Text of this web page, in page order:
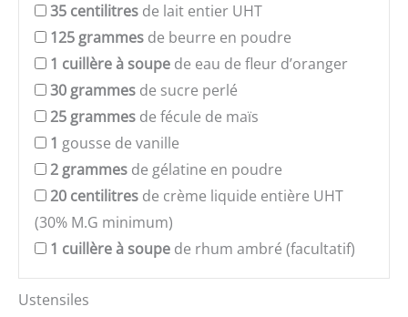
35 centilitres de lait entier UHT
125 grammes de beurre en poudre
1 cuillère à soupe de eau de fleur d’oranger
30 grammes de sucre perlé
25 grammes de fécule de maïs
1 gousse de vanille
2 grammes de gélatine en poudre
20 centilitres de crème liquide entière UHT
(30% M.G minimum)
1 cuillère à soupe de rhum ambré (facultatif)
Ustensiles